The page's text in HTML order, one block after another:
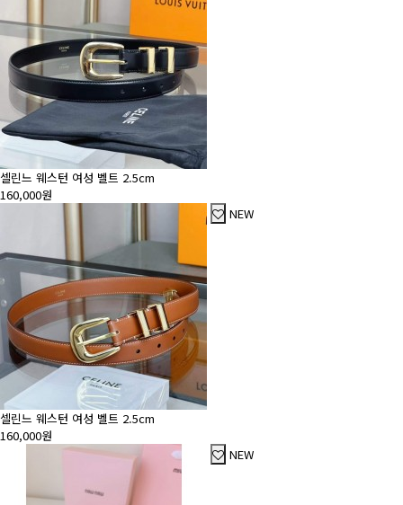
셀린느 웨스턴 여성 벨트 2.5cm
160,000원
NEW
셀린느 웨스턴 여성 벨트 2.5cm
160,000원
NEW